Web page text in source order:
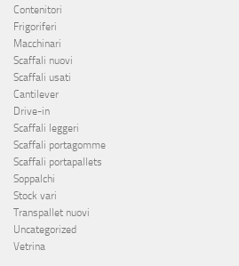
Contenitori
Frigoriferi
Macchinari
Scaffali nuovi
Scaffali usati
Cantilever
Drive-in
Scaffali leggeri
Scaffali portagomme
Scaffali portapallets
Soppalchi
Stock vari
Transpallet nuovi
Uncategorized
Vetrina